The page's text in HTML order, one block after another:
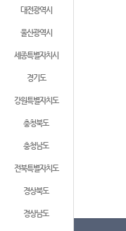
대전광역시
울산광역시
세종특별자치시
경기도
강원특별자치도
충청북도
충청남도
전북특별자치도
경상북도
경상남도